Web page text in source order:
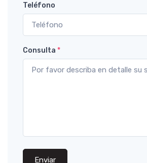
Teléfono
Consulta *
Enviar